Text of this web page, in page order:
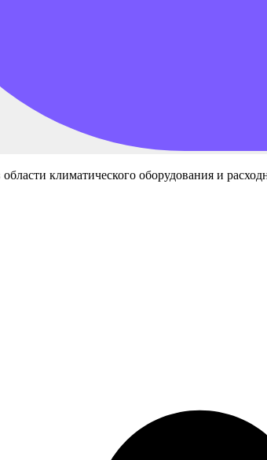
климатического оборудования и